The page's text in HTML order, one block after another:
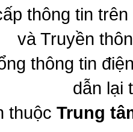
thông tin
và Truyền
thông tin
dẫn lại
thuộc Trung